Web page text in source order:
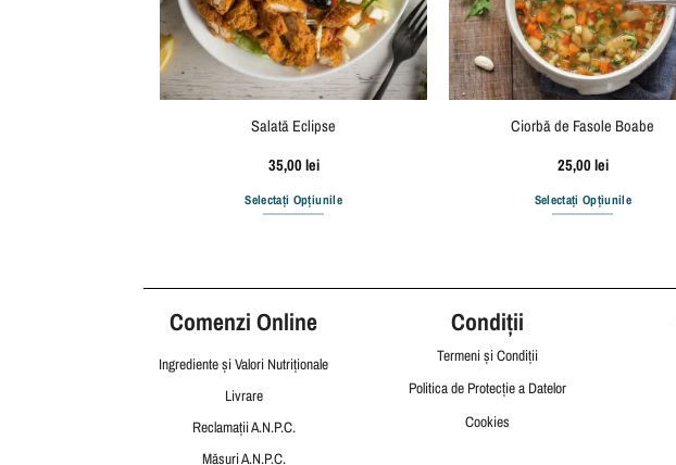
Salată Eclipse
35,00lei
Selectați Opțiunile
Ciorbă de Fasole Boabe
25,00lei
Selectați Opțiunile
Comenzi Online
Ingrediente și Valori Nutriționale
Livrare
ReclamațiiA.N.P.C.
Măsuri A.N.P.C.
Condiții
Termeni și Condiții
Politica de Protecție a Datelor
Cookies